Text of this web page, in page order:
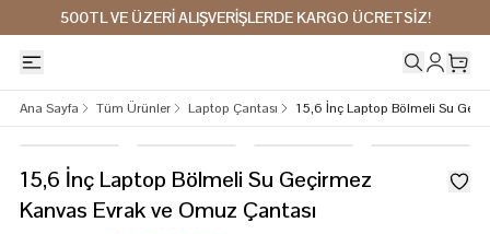
500TL VE ÜZERİ ALIŞVERİŞLERDE KARGO ÜCRETSİZ!
Ana Sayfa Tüm Ürünler Laptop Çantası 15,6 İnç Laptop Bölmeli Su
15,6 İnç Laptop Bölmeli Su Geçirmez
Kanvas Evrak ve Omuz Çantası